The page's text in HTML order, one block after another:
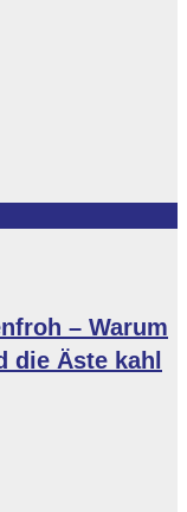
– Warum
die Äste kahl